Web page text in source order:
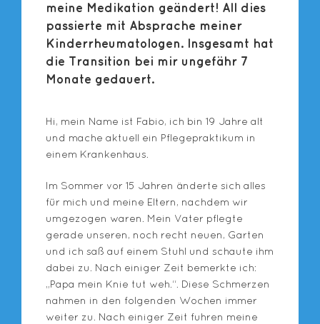
meine Medikation geändert! All dies
passierte mit Absprache meiner
Kinderrheumatologen. Insgesamt hat
die Transition bei mir ungefähr 7
Monate gedauert.
Hi, mein Name ist Fabio, ich bin 19 Jahre alt
und mache aktuell ein Pflegepraktikum in
einem Krankenhaus.
Im Sommer vor 15 Jahren änderte sich alles
für mich und meine Eltern, nachdem wir
umgezogen waren. Mein Vater pflegte
gerade unseren, noch recht neuen, Garten
und ich saß auf einem Stuhl und schaute ihm
dabei zu. Nach einiger Zeit bemerkte ich:
„Papa mein Knie tut weh.“. Diese Schmerzen
nahmen in den folgenden Wochen immer
weiter zu. Nach einiger Zeit fuhren meine